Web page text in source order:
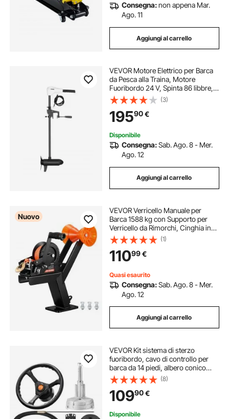
Consegna:non appena Mar.
Ago. 11
Aggiungi al carrello
VEVOR Motore Elettrico per Barca
da Pesca alla Traina, Motore
Fuoribordo 24 V, Spinta 86 libbre,
Motore per Barca 8 Velocità con
Indicatore di Batteria per Kayak,
Barche da Pesca Acqua
Dolce/Salata
(3)
19590€
Disponibile
Consegna:Sab. Ago. 8 - Mer.
Ago. 12
Aggiungi al carrello
Nuovo
VEVOR Verricello Manuale per
Barca 1588 kg con Supporto per
Verricello da Rimorchi, Cinghia in
Poliestere da 6,1 m, per Timone del
Rimorchi 2–3" L x 3–4" H, Moto
d'Acqua, Barca a Vela e Motoscafi
(1)
11099€
Quasi esaurito
Consegna:Sab. Ago. 8 - Mer.
Ago. 12
Aggiungi al carrello
VEVOR Kit sistema di sterzo
fuoribordo, cavo di controllo per
barca da 14 piedi, albero conico
standard 3/4", volante 13,5",
sistema di sterzo marino in
alluminio, per yacht, barche da
pesca
(8)
10990€
Disponibile